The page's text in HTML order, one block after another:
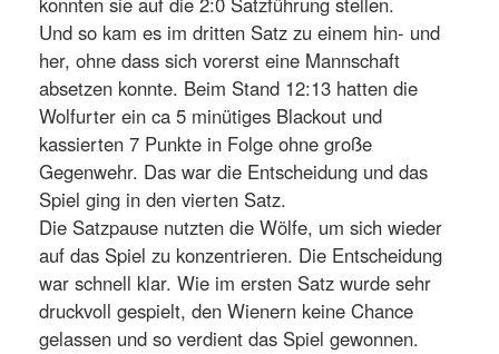
Und so kam es im dritten Satz zu einem hin- und
her, ohne dass sich vorerst eine Mannschaft
absetzen konnte. Beim Stand 12:13 hatten die
Wolfurter ein ca 5 minütiges Blackout und
kassierten 7 Punkte in Folge ohne große
Gegenwehr. Das war die Entscheidung und das
Spiel ging in den vierten Satz.
Die Satzpause nutzten die Wölfe, um sich wieder
auf das Spiel zu konzentrieren. Die Entscheidung
war schnell klar. Wie im ersten Satz wurde sehr
druckvoll gespielt, den Wienern keine Chance
gelassen und so verdient das Spiel gewonnen.